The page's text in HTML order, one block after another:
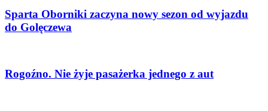
Sparta Oborniki zaczyna nowy sezon od wyjazdu
do Golęczewa
Rogoźno. Nie żyje pasażerka jednego z aut